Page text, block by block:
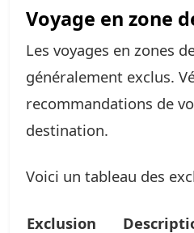
Voyage en zone
Les voyages en zones
généralement exclus.
recommandations de
destination.
Voici un tableau des
Exclusion